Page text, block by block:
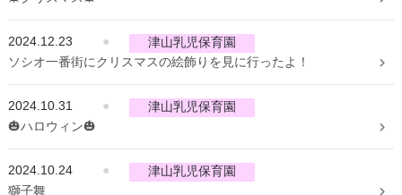
2024.12.23 ●
津山乳児保育園
ソシオ一番街にクリスマスの絵飾りを見に行ったよ！
2024.10.31 ●
津山乳児保育園
🎃ハロウィン🎃
2024.10.24 ●
津山乳児保育園
獅子舞